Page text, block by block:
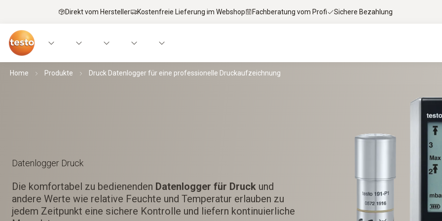
Direkt vom Hersteller Kostenfreie Lieferung im Webshop Fachberatung vom Profi Sichere Bezahlung
Home Produkte Druck Datenlogger für eine professionelle Druckaufzeichnung
Datenlogger Druck
Die komfortabel zu bedienenden Datenlogger für Druck und
andere Werte wie relative Feuchte und Temperatur erlauben zu
jedem Zeitpunkt eine sichere Kontrolle und liefern kontinuierliche